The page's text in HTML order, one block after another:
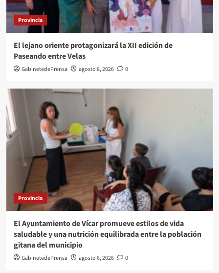
Provincia
El lejano oriente protagonizará la XII edición de
Paseando entre Velas
GabinetedePrensa agosto 8, 2026 0
Provincia
El Ayuntamiento de Vícar promueve estilos de vida
saludable y una nutrición equilibrada entre la población
gitana del municipio
GabinetedePrensa agosto 6, 2026 0